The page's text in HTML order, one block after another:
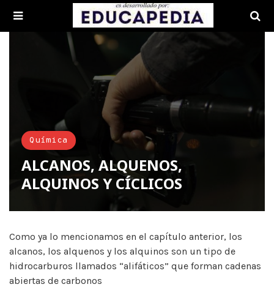
Química
ALCANOS, ALQUENOS,
ALQUINOS Y CÍCLICOS
Como ya lo mencionamos en el capítulo anterior, los
alcanos, los alquenos y los alquinos son un tipo de
hidrocarburos llamados “alifáticos” que forman cadenas
abiertas de carbonos